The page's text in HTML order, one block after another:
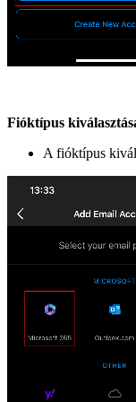
Fióktípus
A fióktípus